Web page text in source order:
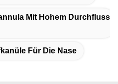
Mit Hohem Durchfluss
Für Die Nase